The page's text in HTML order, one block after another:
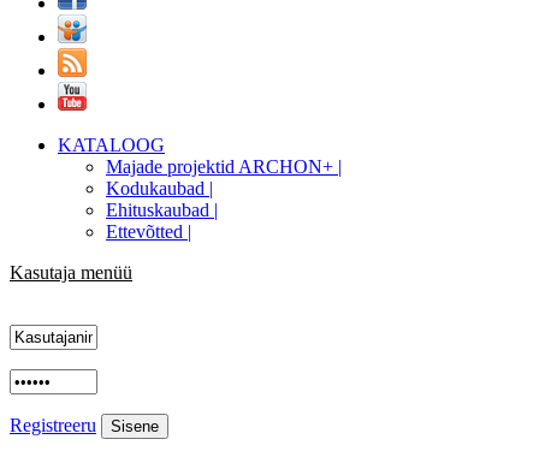
KATALOOG
Majade projektid ARCHON+ |
Kodukaubad |
Ehituskaubad |
Ettevõtted |
Kasutaja menüü
Registreeru